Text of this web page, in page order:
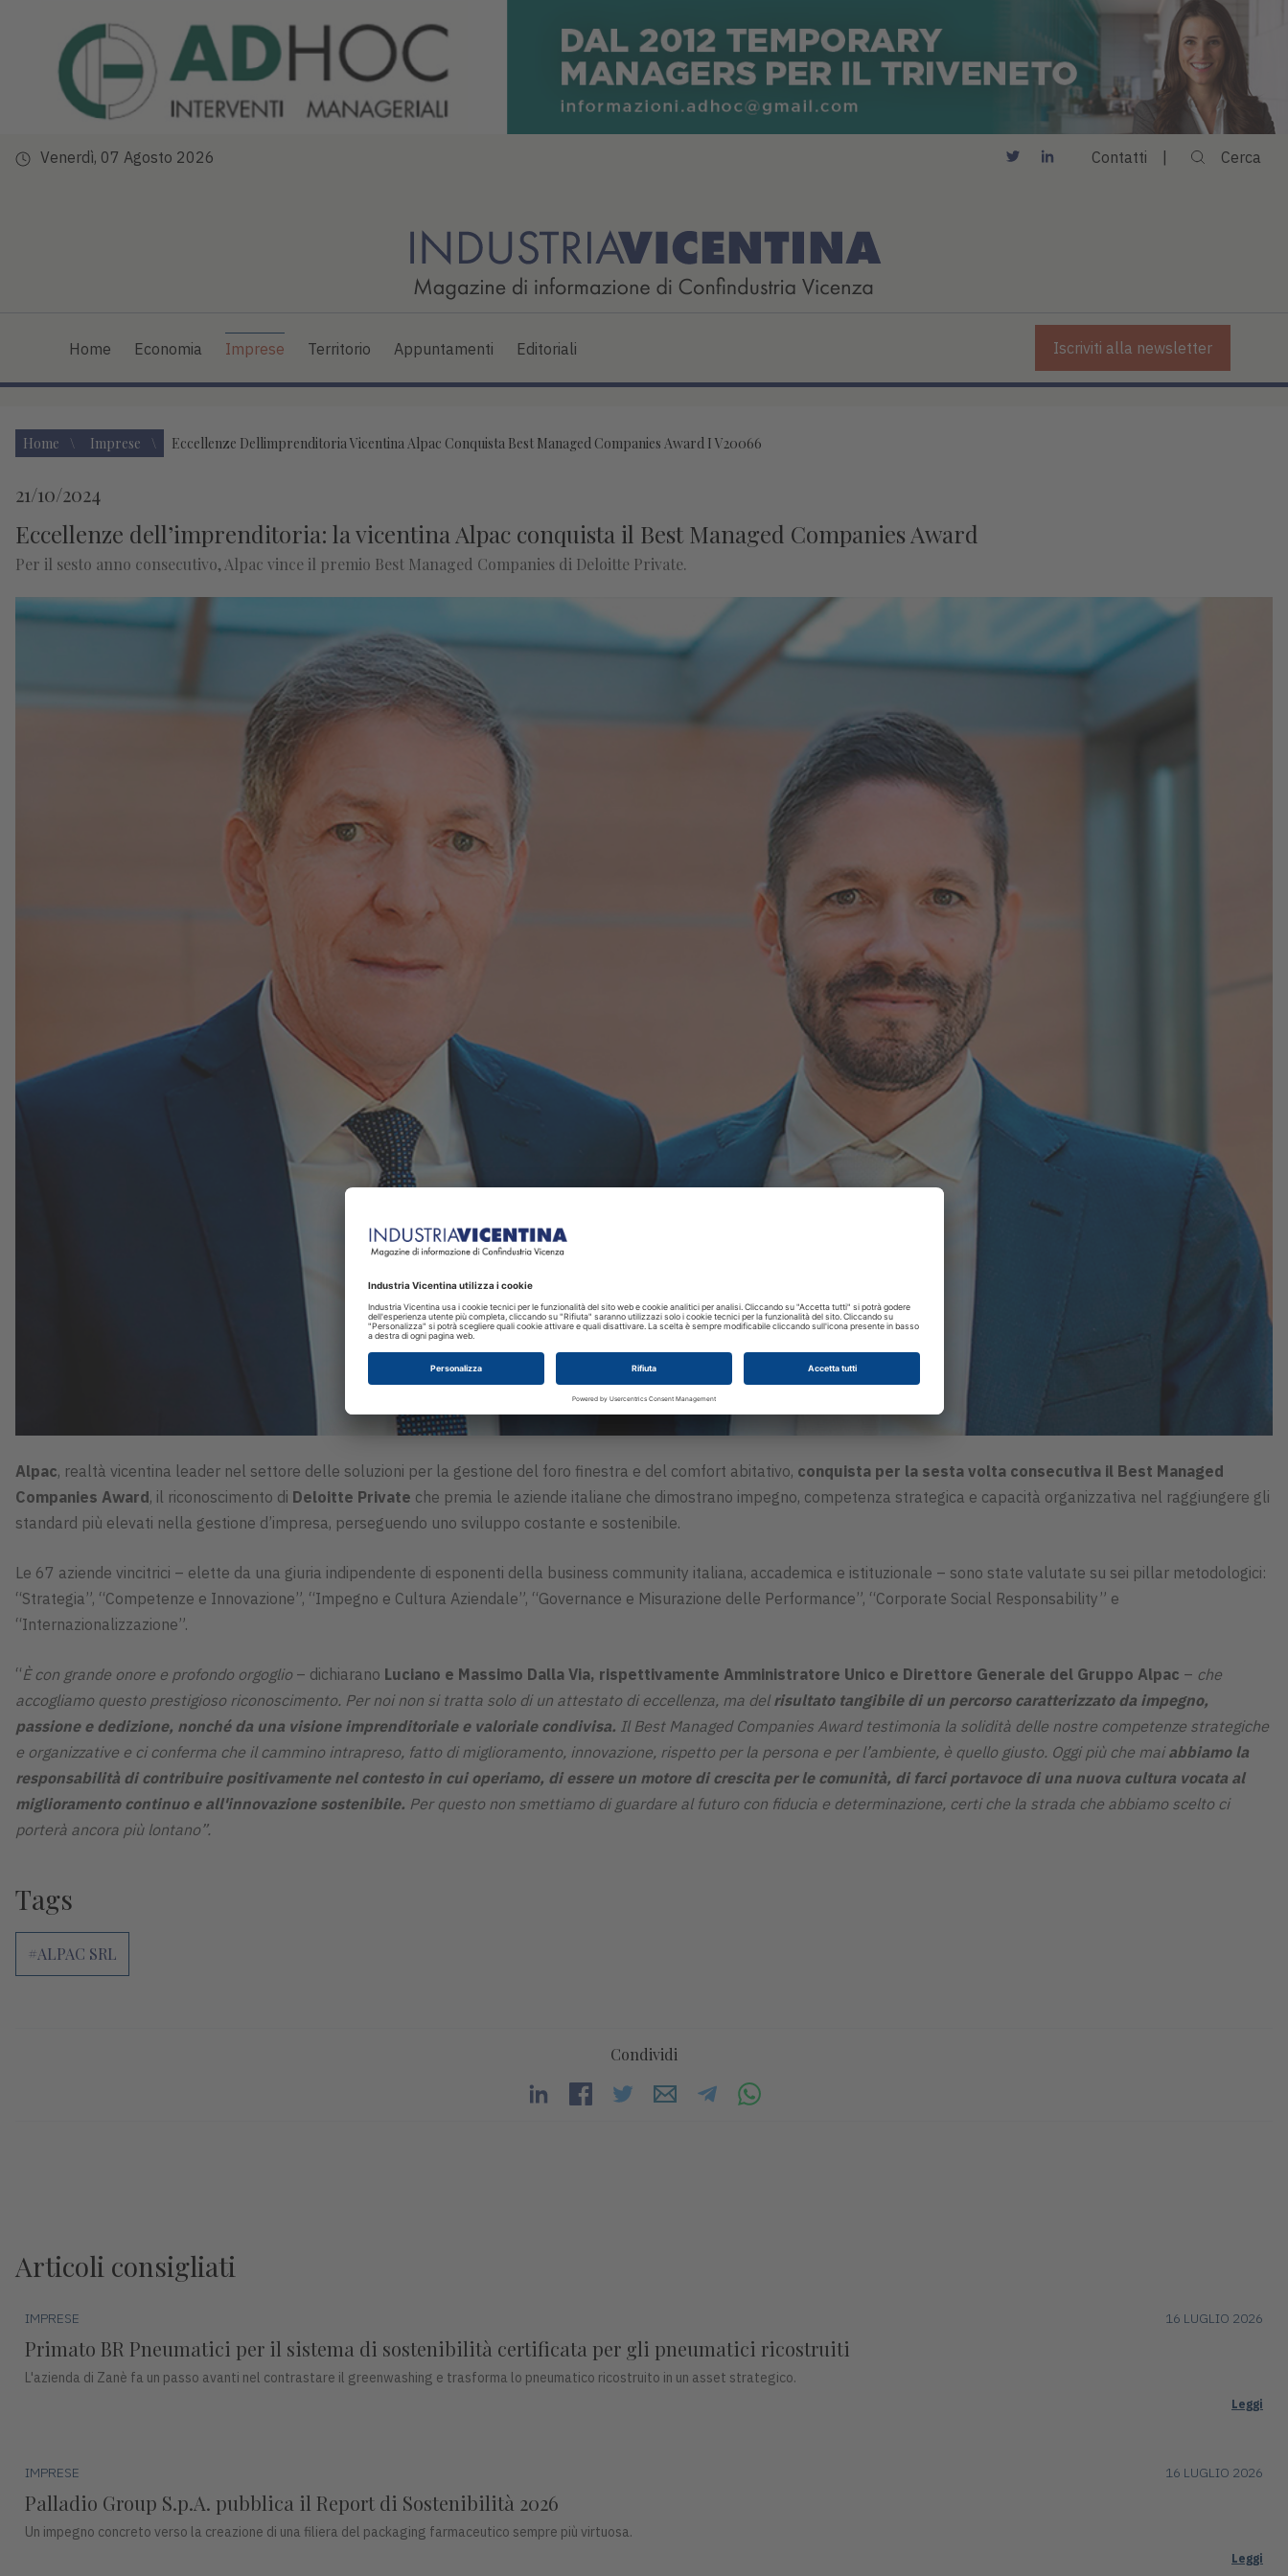
Venerdì, 07 Agosto 2026 Contatti Cerca
Home Economia Imprese Territorio Appuntamenti Editoriali Iscriviti alla newsletter
Home Imprese Eccellenze Dellimprenditoria Vicentina Alpac Conquista Best Managed Companies Award I V20066
21/10/2024
Eccellenze dell’imprenditoria: la vicentina Alpac conquista il Best Managed Companies Award
Per il sesto anno consecutivo, Alpac vince il premio Best Managed Companies di Deloitte Private.
Alpac, realtà vicentina leader nel settore delle soluzioni per la gestione del foro finestra e del comfort abitativo, conquista per la sesta volta consecutiva il Best Managed
Companies Award, il riconoscimento di Deloitte Private che premia le aziende italiane che dimostrano impegno, competenza strategica e capacità organizzativa nel raggiungere gli
standard più elevati nella gestione d’impresa, perseguendo uno sviluppo costante e sostenibile.
Le 67 aziende vincitrici – elette da una giuria indipendente di esponenti della business community italiana, accademica e istituzionale – sono state valutate su sei pillar metodologici:
“Strategia”, “Competenze e Innovazione”, “Impegno e Cultura Aziendale”, “Governance e Misurazione delle Performance”, “Corporate Social Responsability” e
“Internazionalizzazione”.
“È con grande onore e profondo orgoglio – dichiarano Luciano e Massimo Dalla Via, rispettivamente Amministratore Unico e Direttore Generale del Gruppo Alpac – che
accogliamo questo prestigioso riconoscimento. Per noi non si tratta solo di un attestato di eccellenza, ma del risultato tangibile di un percorso caratterizzato da impegno,
passione e dedizione, nonché da una visione imprenditoriale e valoriale condivisa. Il Best Managed Companies Award testimonia la solidità delle nostre competenze strategiche
e organizzative e ci conferma che il cammino intrapreso, fatto di miglioramento, innovazione, rispetto per la persona e per l’ambiente, è quello giusto. Oggi più che mai abbiamo la
responsabilità di contribuire positivamente nel contesto in cui operiamo, di essere un motore di crescita per le comunità, di farci portavoce di una nuova cultura vocata al
miglioramento continuo e all'innovazione sostenibile. Per questo non smettiamo di guardare al futuro con fiducia e determinazione, certi che la strada che abbiamo scelto ci
porterà ancora più lontano”.
Tags
#ALPAC SRL
Condividi
Articoli consigliati
IMPRESE 16 LUGLIO 2026
Primato BR Pneumatici per il sistema di sostenibilità certificata per gli pneumatici ricostruiti
L'azienda di Zanè fa un passo avanti nel contrastare il greenwashing e trasforma lo pneumatico ricostruito in un asset strategico.
Leggi
IMPRESE 16 LUGLIO 2026
Palladio Group S.p.A. pubblica il Report di Sostenibilità 2026
Un impegno concreto verso la creazione di una filiera del packaging farmaceutico sempre più virtuosa.
Leggi